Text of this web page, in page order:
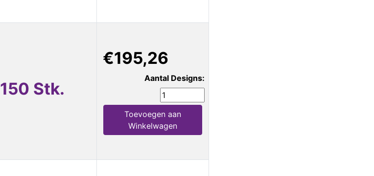
150 Stk.
€195,26
Aantal Designs:
Toevoegen aan
Winkelwagen